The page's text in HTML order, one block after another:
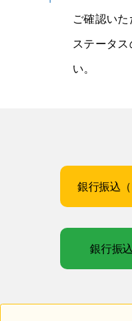
ご確認いた
ステータ
い。
銀行振込
銀行振